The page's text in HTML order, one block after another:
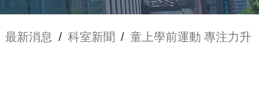
最新消息 / 科室新聞 / 童上學前運動 專注力升